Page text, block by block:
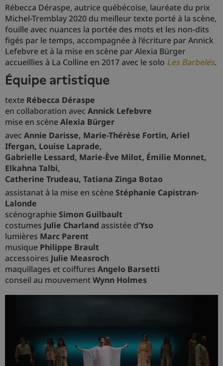
Rébecca Déraspe, autrice québécoise, lauréate du prix
Michel-Tremblay 2020 du meilleur texte porté à la scène,
fouille avec nuances la portée des mots et les non-dits
figés par le temps, accompagnée à l’écriture par Annick
Lefebvre et à la mise en scène par Alexia Bürger
accueillies à La Colline en 2017 avec le solo Les Barbelés.
équipe artistique
texte Rébecca Déraspe
en collaboration avec Annick Lefebvre
mise en scèneAlexia Bürger
avec Annie Darisse, Marie-Thérèse Fortin, Ariel
Ifergan, Louise Laprade,
Gabrielle Lessard, Marie-Ève Milot, Émilie Monnet,
Elkahna Talbi,
Catherine Trudeau, Tatiana Zinga Botao
assistanat à la mise en scèneStéphanie Capistran-
Lalonde
scénographieSimon Guilbault
costumes Julie Charland assistée d’Yso
lumières Marc Parent
musique Philippe Brault
accessoires Julie Measroch
maquillages et coiffures Angelo Barsetti
conseil au mouvementWynn Holmes